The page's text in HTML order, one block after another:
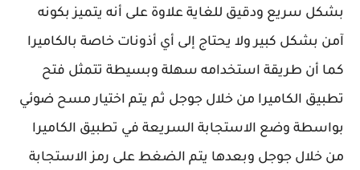
بشكل سريع ودقيق للغاية علاوة على أنه يتميز بكونه
آمن بشكل كبير ولا يحتاج إلى أي أذونات خاصة بالكاميرا
كما أن طريقة استخدامه سهلة وبسيطة تتمثل فتح
تطبيق الكاميرا من خلال جوجل ثم يتم اختيار مسح ضوئي
بواسطة وضع الاستجابة السريعة في تطبيق الكاميرا
من خلال جوجل وبعدها يتم الضغط على رمز الاستجابة